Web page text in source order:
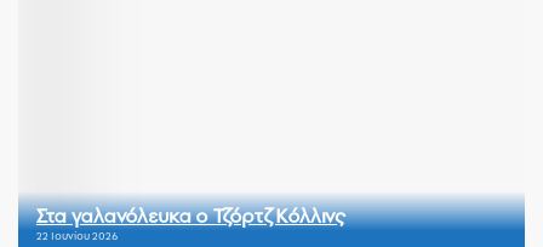
Στα γαλανόλευκα ο Τζόρτζ Κόλλινς
22 Ιουνίου 2026